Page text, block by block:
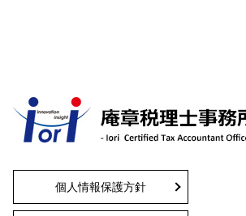
個人情報保護方針